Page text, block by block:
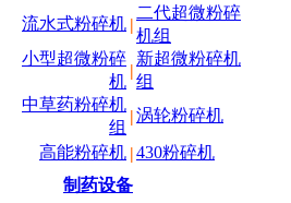
流水式粉碎机 |
二代超微粉碎
机组
小型超微粉碎
机
|
新超微粉碎机
组
中草药粉碎机
组
|涡轮粉碎机
高能粉碎机 |430粉碎机
制药设备